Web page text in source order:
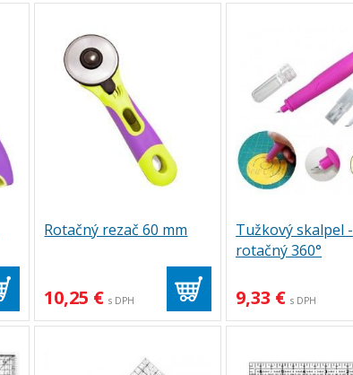
Rotačný rezač 60 mm
10,25 € s DPH
Tužkový skalpel -
rotačný 360°
9,33 € s DPH